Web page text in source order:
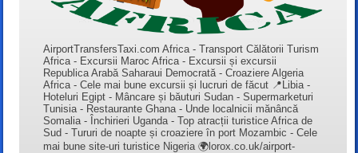
AirportTransfersTaxi.com Africa - Transport Călătorii Turism
Africa - Excursii Maroc Africa - Excursii și excursii
Republica Arabă Saharaui Democrată - Croaziere Algeria
Africa - Cele mai bune excursii și lucruri de făcut 📍Libia -
Hoteluri Egipt - Mâncare și băuturi Sudan - Supermarketuri
Tunisia - Restaurante Ghana - Unde localnicii mănâncă
Somalia - Închirieri Uganda - Top atracții turistice Africa de
Sud - Tururi de noapte și croaziere în port Mozambic - Cele
mai bune site-uri turistice Nigeria 🌍lorox.co.uk/airport-